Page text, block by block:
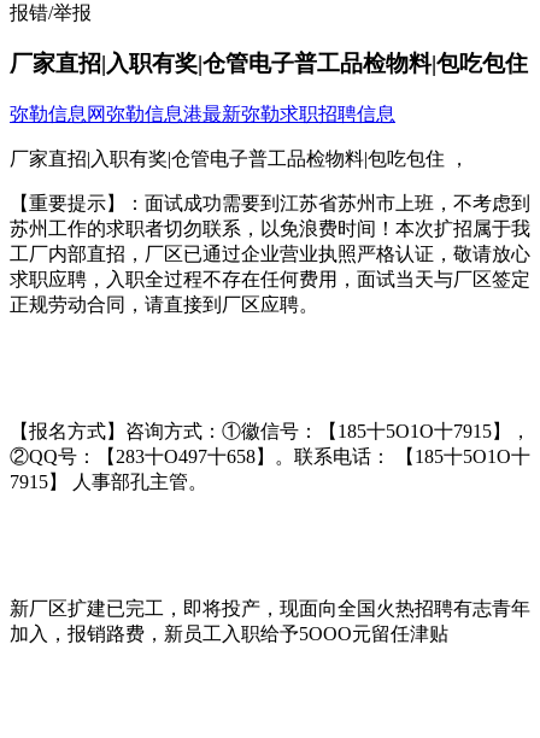
报错/举报
厂家直招|入职有奖|仓管电子普工品检物料|包吃包住
弥勒信息网弥勒信息港最新弥勒求职招聘信息
厂家直招|入职有奖|仓管电子普工品检物料|包吃包住 ，
【重要提示】：面试成功需要到江苏省苏州市上班，不考虑到
苏州工作的求职者切勿联系，以免浪费时间！本次扩招属于我
工厂内部直招，厂区已通过企业营业执照严格认证，敬请放心
求职应聘，入职全过程不存在任何费用，面试当天与厂区签定
正规劳动合同，请直接到厂区应聘。
【报名方式】咨询方式：①徽信号：【185十5O1O十7915】，
②QQ号：【283十O497十658】。联系电话： 【185十5O1O十
7915】 人事部孔主管。
新厂区扩建已完工，即将投产，现面向全国火热招聘有志青年
加入，报销路费，新员工入职给予5OOO元留任津贴